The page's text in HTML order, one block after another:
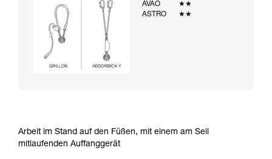
AVAO
★★
ASTRO
★★
Arbeit im Stand auf den Füßen, mit einem am Seil
mitlaufenden Auffanggerät